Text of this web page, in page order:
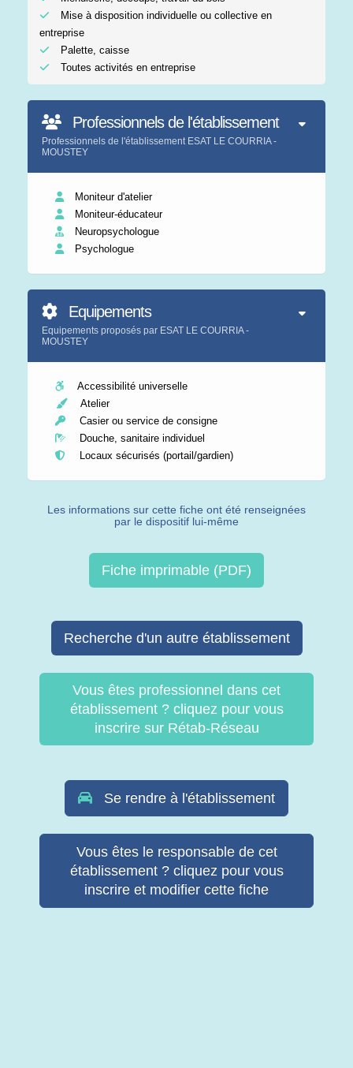
Mise à disposition individuelle ou collective en
entreprise
Palette, caisse
Toutes activités en entreprise
Professionnels de l'établissement
Professionnels de l'établissement ESAT LE COURRIA -
MOUSTEY
Moniteur d'atelier
Moniteur-éducateur
Neuropsychologue
Psychologue
Equipements
Equipements proposés par ESAT LE COURRIA -
MOUSTEY
Accessibilité universelle
Atelier
Casier ou service de consigne
Douche, sanitaire individuel
Locaux sécurisés (portail/gardien)
Les informations sur cette fiche ont été renseignées
par le dispositif lui-même
Fiche imprimable (PDF)
Recherche d'un autre établissement
Vous êtes professionnel dans cet
établissement ? cliquez pour vous
inscrire sur Rétab-Réseau
Se rendre à l'établissement
Vous êtes le responsable de cet
établissement ? cliquez pour vous
inscrire et modifier cette fiche